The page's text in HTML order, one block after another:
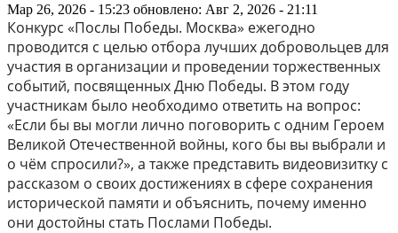
Мар 26, 2026 - 15:23 обновлено: Авг 2, 2026 - 21:11
Конкурс «Послы Победы. Москва» ежегодно
проводится с целью отбора лучших добровольцев для
участия в организации и проведении торжественных
событий, посвященных Дню Победы. В этом году
участникам было необходимо ответить на вопрос:
«Если бы вы могли лично поговорить с одним Героем
Великой Отечественной войны, кого бы вы выбрали и
о чём спросили?», а также представить видеовизитку с
рассказом о своих достижениях в сфере сохранения
исторической памяти и объяснить, почему именно
они достойны стать Послами Победы.